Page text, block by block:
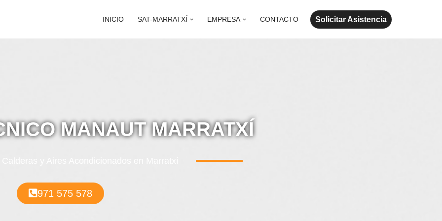
INICIO SAT-MARRATXÍ EMPRESA CONTACTO Solicitar Asistencia
MANAUT MARRATXÍ
971 575 578